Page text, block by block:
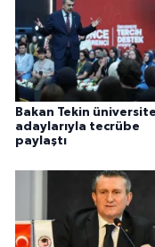
Bakan Tekin üniversite
adaylarıyla tecrübe
paylaştı